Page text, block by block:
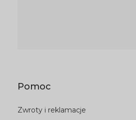
Pomoc
Zwroty i reklamacje